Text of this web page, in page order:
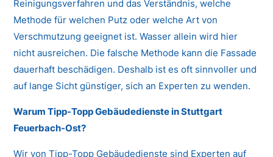
Reinigungsverfahren und das Verständnis, welche
Methode für welchen Putz oder welche Art von
Verschmutzung geeignet ist. Wasser allein wird hier
nicht ausreichen. Die falsche Methode kann die Fassade
dauerhaft beschädigen. Deshalb ist es oft sinnvoller und
auf lange Sicht günstiger, sich an Experten zu wenden.
Warum Tipp-Topp Gebäudedienste in Stuttgart
Feuerbach-Ost?
Wir von Tipp-Topp Gebäudedienste sind Experten auf